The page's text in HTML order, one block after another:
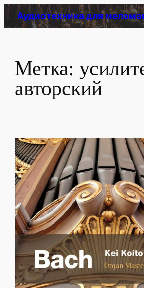
Перейти
Аудиотехника для
Метка:
авторский